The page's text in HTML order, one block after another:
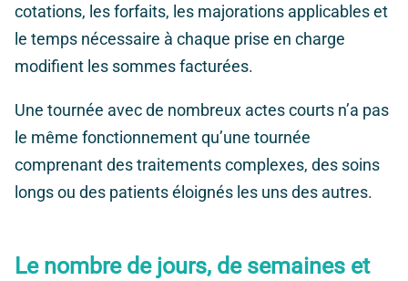
cotations, les forfaits, les majorations applicables et
le temps nécessaire à chaque prise en charge
modifient les sommes facturées.
Une tournée avec de nombreux actes courts n’a pas
le même fonctionnement qu’une tournée
comprenant des traitements complexes, des soins
longs ou des patients éloignés les uns des autres.
Le nombre de jours, de semaines et